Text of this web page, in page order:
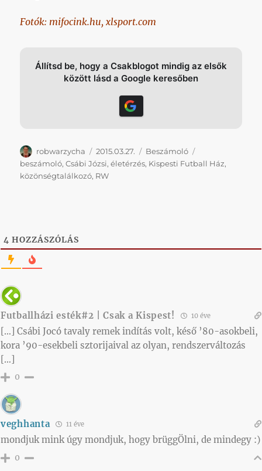
Fotók: mifocink.hu, xlsport.com
Állítsd be, hogy a Csakblogot mindig az elsők
között lásd a Google keresőben
Szerző
robwarzycha Közzétéve
2015.03.27. Kategória
Beszámoló
beszámoló,Csábi Józsi,életérzés, Kispesti Futball Ház,
közönségtalálkozó, RW
4 HOZZÁSZÓLÁS
Futballházi esték#2 | Csak a Kispest! 10 éve
[…] Csábi Jocó tavaly remek indítás volt, késő ’80-asokbeli,
kora ’90-esekbeli sztorijaival az olyan, rendszerváltozás
[…]
0
veghhanta 11 éve
mondjuk mink úgy mondjuk, hogy brüggÖlni, de mindegy :)
0